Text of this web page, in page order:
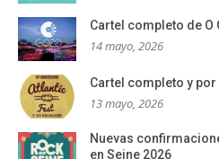
Cartel completo de O
14 mayo, 2026
Cartel completo y
13 mayo, 2026
Nuevas
en Seine 2026